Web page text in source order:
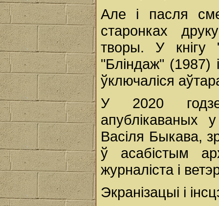
Але і пасля
старонках
творы. У кнігу
"Бліндаж" (1987)
ўключаліся
У 2020
апублікаваных
Васіля Быкава,
ў асабістым
журналіста і
Экранізацыі і